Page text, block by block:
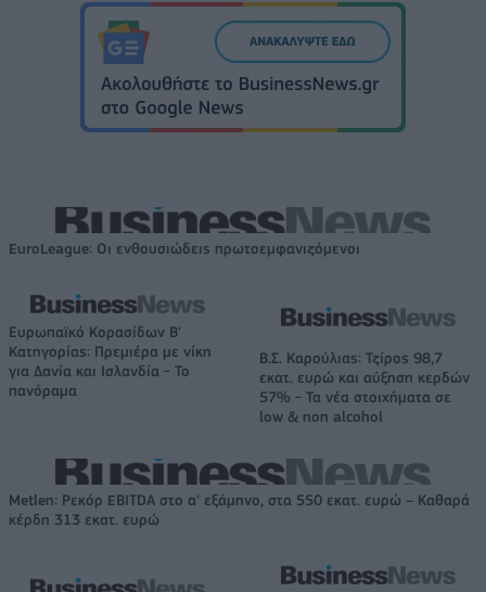
EuroLeague: Οι ενθουσιώδεις πρωτοεμφανιζόμενοι
Ευρωπαϊκό Κορασίδων Β'
Κατηγορίας: Πρεμιέρα με νίκη
για Δανία και Ισλανδία - Το
πανόραμα
Β.Σ. Καρούλιας: Τζίρος 98,7
εκατ. ευρώ και αύξηση κερδών
57% - Τα νέα στοιχήματα σε
low & non alcohol
Metlen: Ρεκόρ EBITDA στο α' εξάμηνο, στα 550 εκατ. ευρώ – Καθαρά
κέρδη 313 εκατ. ευρώ